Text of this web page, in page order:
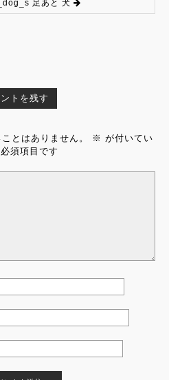
足あと 犬
トを残す
とはありません。 ※ が付いてい
須項目です